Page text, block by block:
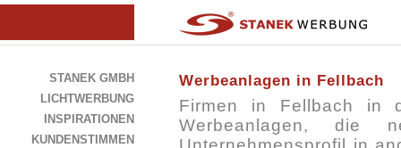
STANEK GMBH
LICHTWERBUNG
INSPIRATIONEN
KUNDENSTIMMEN
Werbeanlagen in Fellbach
Firmen in Fellbach in
Werbeanlagen, die